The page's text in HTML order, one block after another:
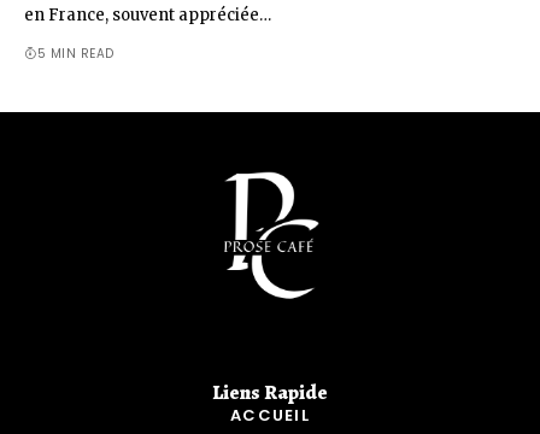
en France, souvent appréciée…
5 MIN READ
Liens Rapide​
ACCUEIL